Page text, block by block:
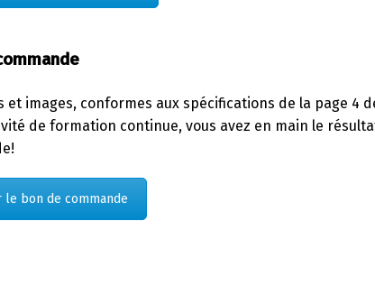
et images, conformes aux spécifications de la page 4
de formation continue, vous avez en main le
le bon de commande